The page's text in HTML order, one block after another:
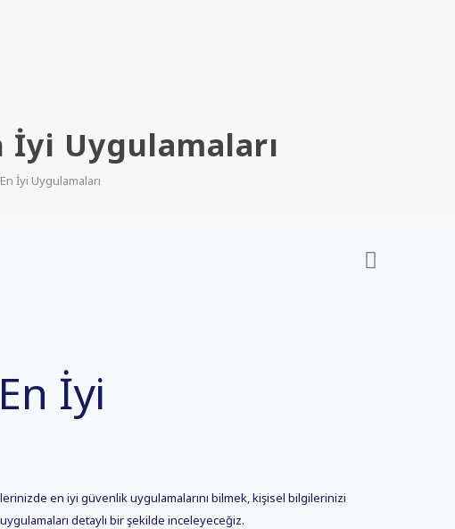
İyi Uygulamaları
İyi Uygulamaları
İyi
en iyi güvenlik uygulamalarını bilmek, kişisel bilgilerinizi
detaylı bir şekilde inceleyeceğiz.